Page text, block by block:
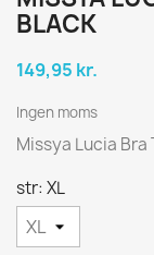
BLACK
149,95 kr.
Ingen moms
Missya Lucia
str: XL